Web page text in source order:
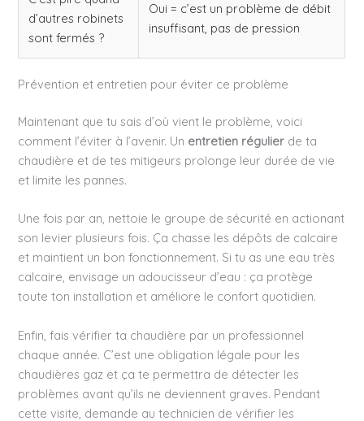
d’autres robinets
sont fermés ?
Oui = c’est un problème de débit
insuffisant, pas de pression
Prévention et entretien pour éviter ce problème
Maintenant que tu sais d’où vient le problème, voici
comment l’éviter à l’avenir. Un entretien régulier de ta
chaudière et de tes mitigeurs prolonge leur durée de vie
et limite les pannes.
Une fois par an, nettoie le groupe de sécurité en actionant
son levier plusieurs fois. Ça chasse les dépôts de calcaire
et maintient un bon fonctionnement. Si tu as une eau très
calcaire, envisage un adoucisseur d’eau : ça protège
toute ton installation et améliore le confort quotidien.
Enfin, fais vérifier ta chaudière par un professionnel
chaque année. C’est une obligation légale pour les
chaudières gaz et ça te permettra de détecter les
problèmes avant qu’ils ne deviennent graves. Pendant
cette visite, demande au technicien de vérifier les